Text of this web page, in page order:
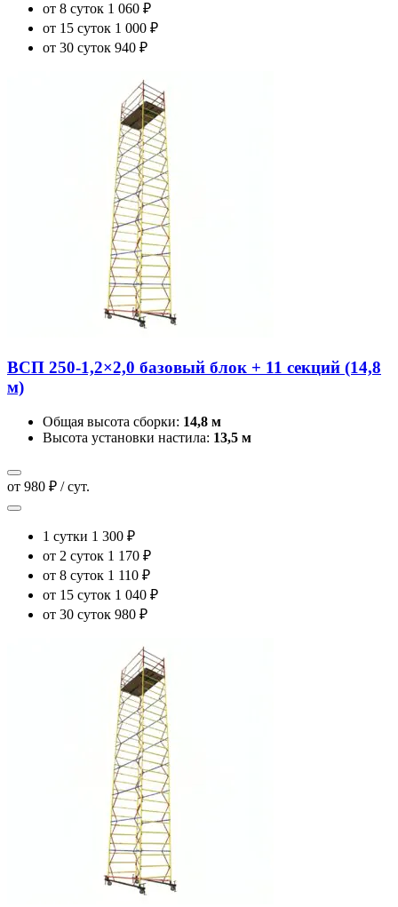
от 8 суток 1 060 ₽
от 15 суток 1 000 ₽
от 30 суток 940 ₽
ВСП 250-1,2×2,0 базовый блок + 11 секций (14,8
м)
Общая высота сборки: 14,8 м
Высота установки настила: 13,5 м
от 980 ₽ / сут.
1 сутки 1 300 ₽
от 2 суток 1 170 ₽
от 8 суток 1 110 ₽
от 15 суток 1 040 ₽
от 30 суток 980 ₽